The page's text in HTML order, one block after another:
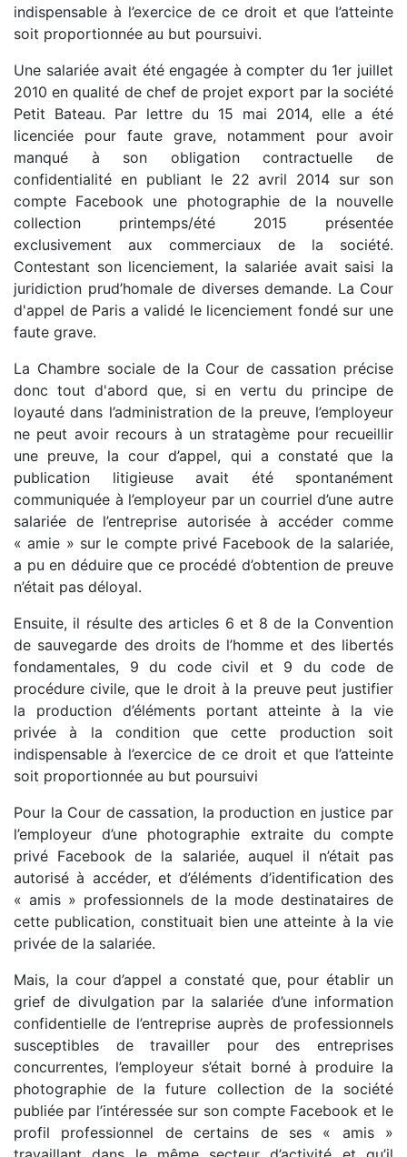
indispensable à l’exercice de ce droit et que l’atteinte
soit proportionnée au but poursuivi.
Une salariée avait été engagée à compter du 1er juillet
2010 en qualité de chef de projet export par la société
Petit Bateau. Par lettre du 15 mai 2014, elle a été
licenciée pour faute grave, notamment pour avoir
manqué à son obligation contractuelle de
confidentialité en publiant le 22 avril 2014 sur son
compte Facebook une photographie de la nouvelle
collection printemps/été 2015 présentée
exclusivement aux commerciaux de la société.
Contestant son licenciement, la salariée avait saisi la
juridiction prud’homale de diverses demande. La Cour
d'appel de Paris a validé le licenciement fondé sur une
faute grave.
La Chambre sociale de la Cour de cassation précise
donc tout d'abord que, si en vertu du principe de
loyauté dans l’administration de la preuve, l’employeur
ne peut avoir recours à un stratagème pour recueillir
une preuve, la cour d’appel, qui a constaté que la
publication litigieuse avait été spontanément
communiquée à l’employeur par un courriel d’une autre
salariée de l’entreprise autorisée à accéder comme
« amie » sur le compte privé Facebook de la salariée,
a pu en déduire que ce procédé d’obtention de preuve
n’était pas déloyal.
Ensuite, il résulte des articles 6 et 8 de la Convention
de sauvegarde des droits de l’homme et des libertés
fondamentales, 9 du code civil et 9 du code de
procédure civile, que le droit à la preuve peut justifier
la production d’éléments portant atteinte à la vie
privée à la condition que cette production soit
indispensable à l’exercice de ce droit et que l’atteinte
soit proportionnée au but poursuivi
Pour la Cour de cassation, la production en justice par
l’employeur d’une photographie extraite du compte
privé Facebook de la salariée, auquel il n’était pas
autorisé à accéder, et d’éléments d’identification des
« amis » professionnels de la mode destinataires de
cette publication, constituait bien une atteinte à la vie
privée de la salariée.
Mais, la cour d’appel a constaté que, pour établir un
grief de divulgation par la salariée d’une information
confidentielle de l’entreprise auprès de professionnels
susceptibles de travailler pour des entreprises
concurrentes, l’employeur s’était borné à produire la
photographie de la future collection de la société
publiée par l’intéressée sur son compte Facebook et le
profil professionnel de certains de ses « amis »